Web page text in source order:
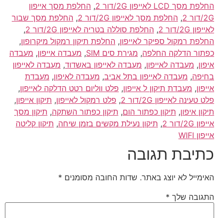
החלפת מסך LCD לאייפון 2G/דור 2
, החלפת מסך אייפון
2G/דור 2
, החלפת מסך לאייפון 2G/דור 2 , החלפת מסך שבור
לאייפון 2G/דור 2
, החלפת סוללה בטריה לאייפון 2G/דור 2
,
החלפת רמקול ספיקר לאייפון, החלפת תיקון רמקול מיקרופון,
כפתור הדלקה החלפה, מגירת סים SIM , מעבדה אייפון, מעבדה
איפון, מעבדה לאייפון, מעבדה לאייפון באשדוד, מעבדה לאייפון
בחיפה, מעבדה לאייפון בתל אביב, מעבדה לאיפון, מעבדת
אייפון, מעבדת תיקון ל אייפון, פלט ווליום רטט הדלקה לאייפון,
פלט טעינה לאייפון 2G/דור 2
, פלט רמקול לאייפון, תיקון אייפון,
תיקון איפון, תיקון כפתור הום, תיקון כפתור השתקה, תיקון מסך
אייפון 2G/דור 2
, תיקון נעילת מקשים בזמן שיחה, תיקון קליטה
אייפון WIFI
כתיבת תגובה
האימייל לא יוצג באתר. שדות החובה מסומנים *
התגובה שלך *